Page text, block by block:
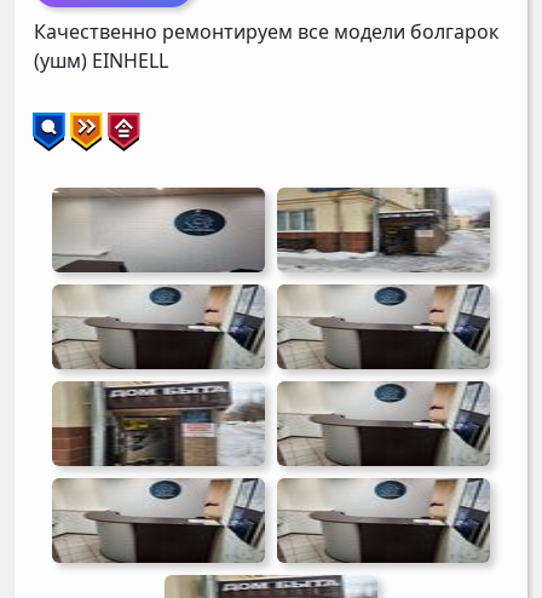
Качественно ремонтируем все модели болгарок
(ушм) EINHELL